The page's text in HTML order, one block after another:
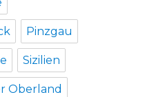
Pinzgau
Sizilien
Oberland